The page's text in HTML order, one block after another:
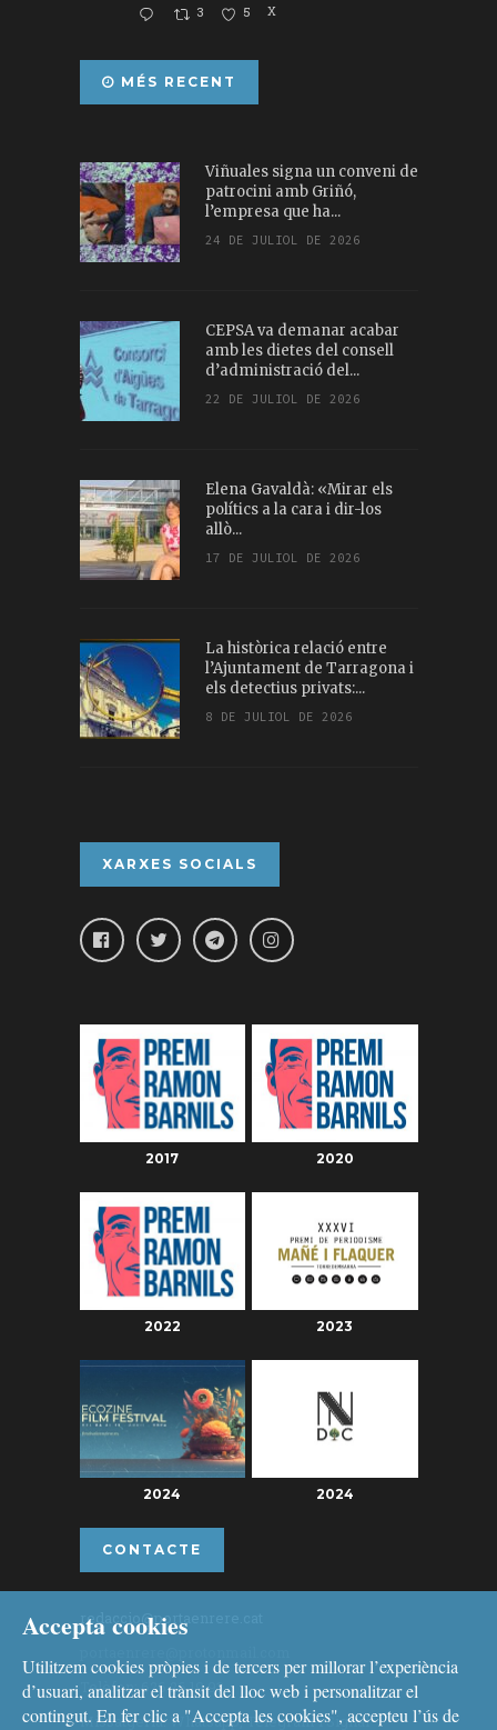
3 5 X
MÉS RECENT
Viñuales signa un conveni de
patrocini amb Griñó,
l’empresa que ha...
24 DE JULIOL DE 2026
CEPSA va demanar acabar
amb les dietes del consell
d’administració del...
22 DE JULIOL DE 2026
Elena Gavaldà: «Mirar els
polítics a la cara i dir-los
allò...
17 DE JULIOL DE 2026
La històrica relació entre
l’Ajuntament de Tarragona i
els detectius privats:...
8 DE JULIOL DE 2026
XARXES SOCIALS
2017 2020
2022 2023
2024 2024
CONTACTE
redaccio@portaenrere.cat
Telèfon: 626 26 19 93
Missatgeria: Whatsapp, Telegram i Signal
Accepta cookies
Utilitzem cookies pròpies i de tercers per millorar l’experiència
d’usuari, analitzar el trànsit del lloc web i personalitzar el
contingut. En fer clic a "Accepta les cookies", accepteu l’ús de